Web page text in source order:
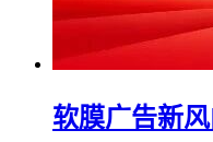
软膜广告新风